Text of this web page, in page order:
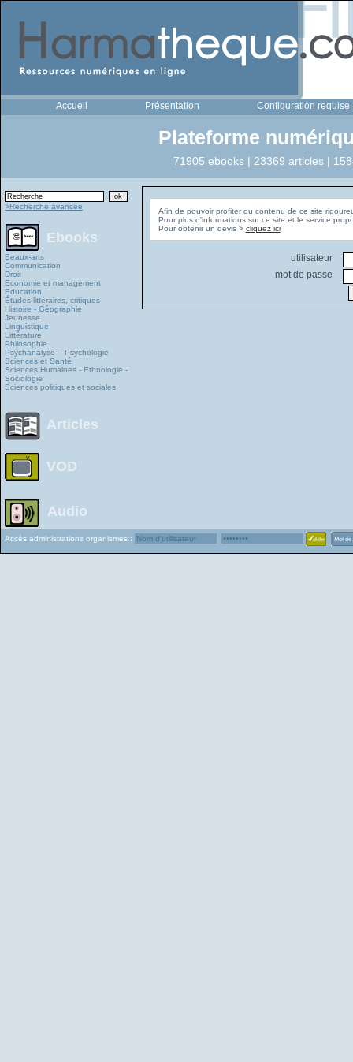
Accueil Présentation Configuration requise
Plateforme
71905 ebooks | 23369 articles |
>Recherche avancée
Ebooks
Beaux-arts
Communication
Droit
Economie et management
Education
Études littéraires, critiques
Histoire - Géographie
Jeunesse
Linguistique
Littérature
Philosophie
Psychanalyse – Psychologie
Sciences et Santé
Sciences Humaines - Ethnologie -
Sociologie
Sciences politiques et sociales
Articles
VOD
Audio
Afin de pouvoir profiter du contenu de ce site
Pour plus d'informations sur ce site et le service
Pour obtenir un devis > cliquez ici
utilisateur
mot de passe
Accès administrations organismes :